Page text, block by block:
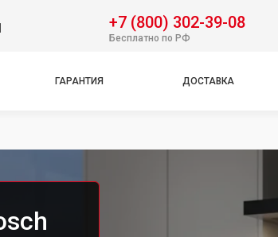
+7 (800) 302-39-08
Бесплатно по РФ
ГАРАНТИЯ ДОСТАВКА